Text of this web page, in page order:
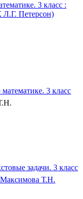
3 класс :
Л.Г. Петерсон)
3 класc
задачи. 3 класс
Максимова Т.Н.